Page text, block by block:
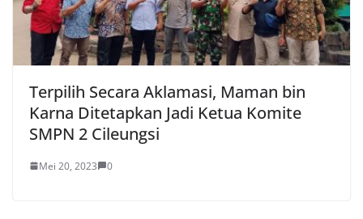
Terpilih Secara Aklamasi, Maman bin
Karna Ditetapkan Jadi Ketua Komite
SMPN 2 Cileungsi
Mei 20, 2023 0